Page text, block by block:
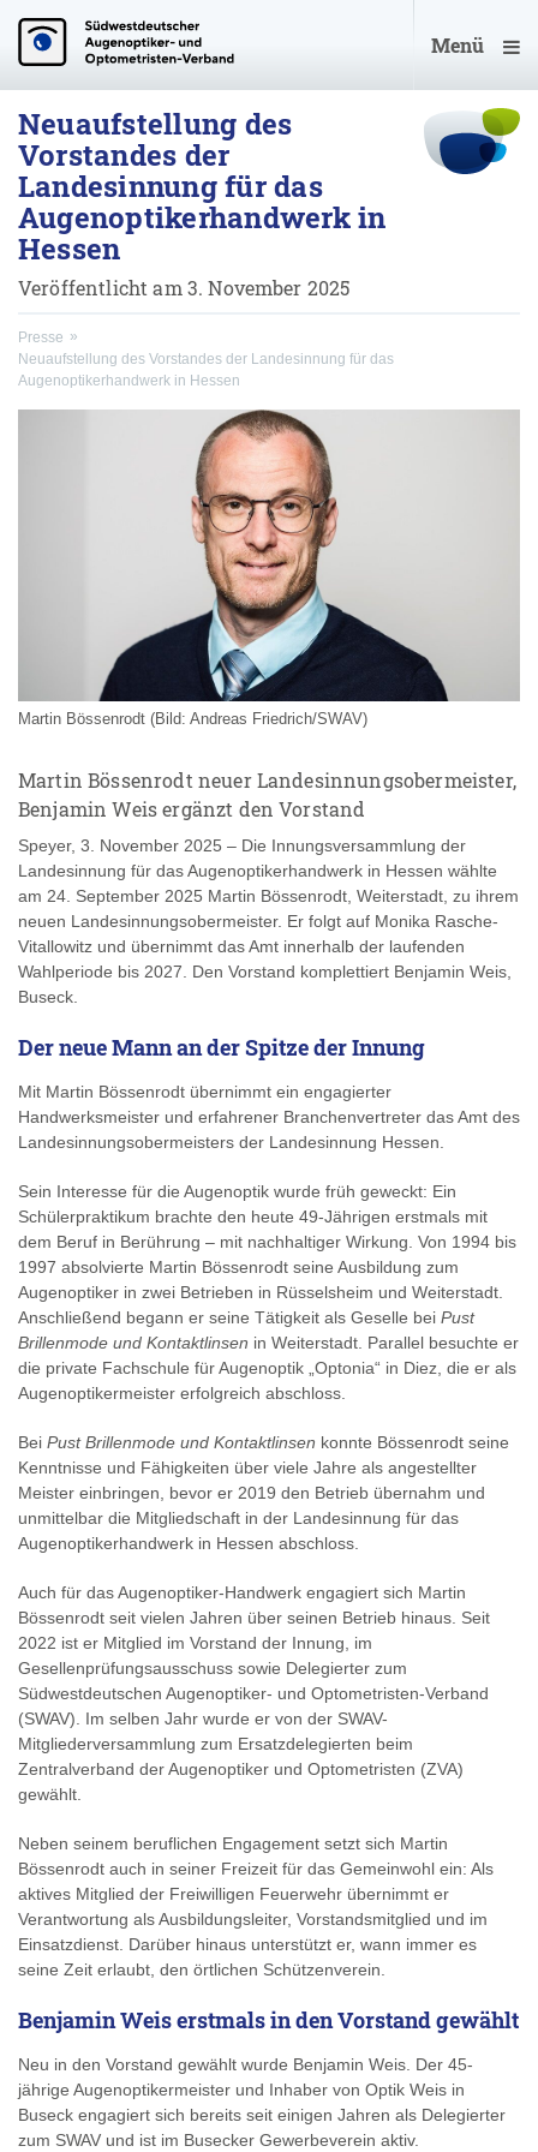
Menü
Neuaufstellung des
Vorstandes der
Landesinnung für das
Augenoptikerhandwerk in
Hessen
Veröffentlicht am 3. November 2025
Presse
Neuaufstellung des Vorstandes der Landesinnung für das
Augenoptikerhandwerk in Hessen
Martin Bössenrodt (Bild: Andreas Friedrich/SWAV)
Martin Bössenrodt neuer Landesinnungsobermeister,
Benjamin Weis ergänzt den Vorstand
Speyer, 3. November 2025 – Die Innungsversammlung der
Landesinnung für das Augenoptikerhandwerk in Hessen wählte
am 24. September 2025 Martin Bössenrodt, Weiterstadt, zu ihrem
neuen Landesinnungsobermeister. Er folgt auf Monika Rasche-
Vitallowitz und übernimmt das Amt innerhalb der laufenden
Wahlperiode bis 2027. Den Vorstand komplettiert Benjamin Weis,
Buseck.
Der neue Mann an der Spitze der Innung
Mit Martin Bössenrodt übernimmt ein engagierter
Handwerksmeister und erfahrener Branchenvertreter das Amt des
Landesinnungsobermeisters der Landesinnung Hessen.
Sein Interesse für die Augenoptik wurde früh geweckt: Ein
Schülerpraktikum brachte den heute 49-Jährigen erstmals mit
dem Beruf in Berührung – mit nachhaltiger Wirkung. Von 1994 bis
1997 absolvierte Martin Bössenrodt seine Ausbildung zum
Augenoptiker in zwei Betrieben in Rüsselsheim und Weiterstadt.
Anschließend begann er seine Tätigkeit als Geselle bei Pust
Brillenmode und Kontaktlinsen in Weiterstadt. Parallel besuchte er
die private Fachschule für Augenoptik „Optonia“ in Diez, die er als
Augenoptikermeister erfolgreich abschloss.
Bei Pust Brillenmode und Kontaktlinsen konnte Bössenrodt seine
Kenntnisse und Fähigkeiten über viele Jahre als angestellter
Meister einbringen, bevor er 2019 den Betrieb übernahm und
unmittelbar die Mitgliedschaft in der Landesinnung für das
Augenoptikerhandwerk in Hessen abschloss.
Auch für das Augenoptiker-Handwerk engagiert sich Martin
Bössenrodt seit vielen Jahren über seinen Betrieb hinaus. Seit
2022 ist er Mitglied im Vorstand der Innung, im
Gesellenprüfungsausschuss sowie Delegierter zum
Südwestdeutschen Augenoptiker- und Optometristen-Verband
(SWAV). Im selben Jahr wurde er von der SWAV-
Mitgliederversammlung zum Ersatzdelegierten beim
Zentralverband der Augenoptiker und Optometristen (ZVA)
gewählt.
Neben seinem beruflichen Engagement setzt sich Martin
Bössenrodt auch in seiner Freizeit für das Gemeinwohl ein: Als
aktives Mitglied der Freiwilligen Feuerwehr übernimmt er
Verantwortung als Ausbildungsleiter, Vorstandsmitglied und im
Einsatzdienst. Darüber hinaus unterstützt er, wann immer es
seine Zeit erlaubt, den örtlichen Schützenverein.
Benjamin Weis erstmals in den Vorstand gewählt
Neu in den Vorstand gewählt wurde Benjamin Weis. Der 45-
jährige Augenoptikermeister und Inhaber von Optik Weis in
Buseck engagiert sich bereits seit einigen Jahren als Delegierter
zum SWAV und ist im Busecker Gewerbeverein aktiv.